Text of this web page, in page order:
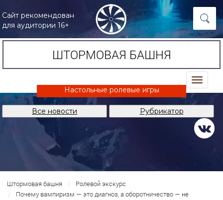
Сайт рекомендован
для аудитории 16+
ШТОРМОВАЯ БАШНЯ
trk
Настольные ролевые игры
Все новости Рубрикатор
Штормовая башня
Ролевой экскурс
Почему вампиризм — это диагноз, а оборотничество — не